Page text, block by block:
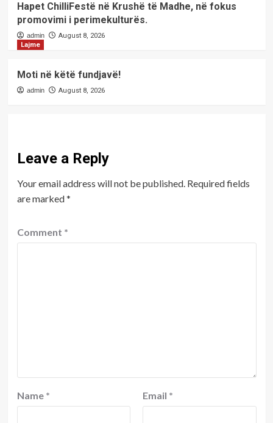
Hapet ChilliFestë në Krushë të Madhe, në fokus
promovimi i perimekulturës.
admin
August 8, 2026
Lajme
Moti në këtë fundjavë!
admin August 8, 2026
Leave a Reply
Your email address will not be published. Required fields
are marked*
Comment *
Name * Email *